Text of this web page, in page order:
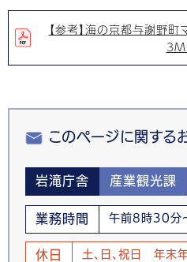
【参考】海の京都与謝野町
このページに関する
岩滝庁舎 産業観光課
業務時間 午前8時30分
休日
土、日、祝日 年